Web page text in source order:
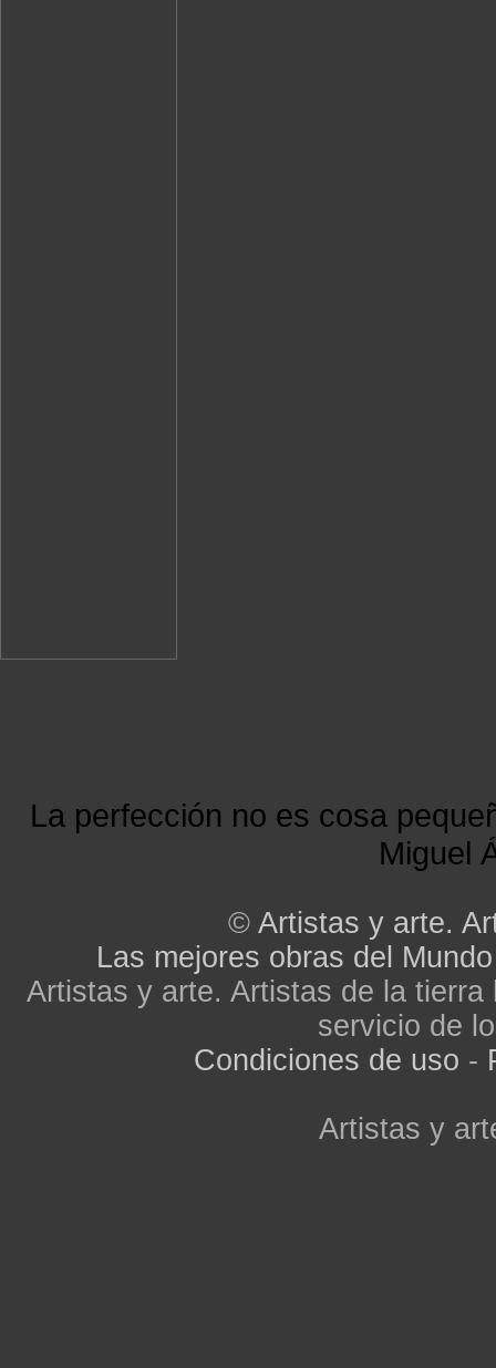
La perfección no es cosa
Miguel
© Artistas y arte.
Las mejores obras del Mundo
Artistas y arte. Artistas de la
servicio de
Condiciones de uso -
Artistas y